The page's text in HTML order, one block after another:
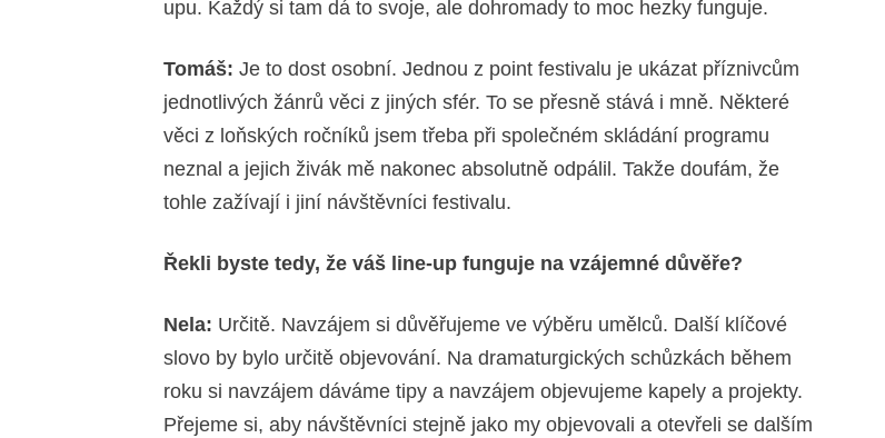
upu. Každý si tam dá to svoje, ale dohromady to moc hezky funguje.
Tomáš: Je to dost osobní. Jednou z point festivalu je ukázat příznivcům
jednotlivých žánrů věci z jiných sfér. To se přesně stává i mně. Některé
věci z loňských ročníků jsem třeba při společném skládání programu
neznal a jejich živák mě nakonec absolutně odpálil. Takže doufám, že
tohle zažívají i jiní návštěvníci festivalu.
Řekli byste tedy, že váš line-up funguje na vzájemné důvěře?
Nela: Určitě. Navzájem si důvěřujeme ve výběru umělců. Další klíčové
slovo by bylo určitě objevování. Na dramaturgických schůzkách během
roku si navzájem dáváme tipy a navzájem objevujeme kapely a projekty.
Přejeme si, aby návštěvníci stejně jako my objevovali a otevřeli se dalším